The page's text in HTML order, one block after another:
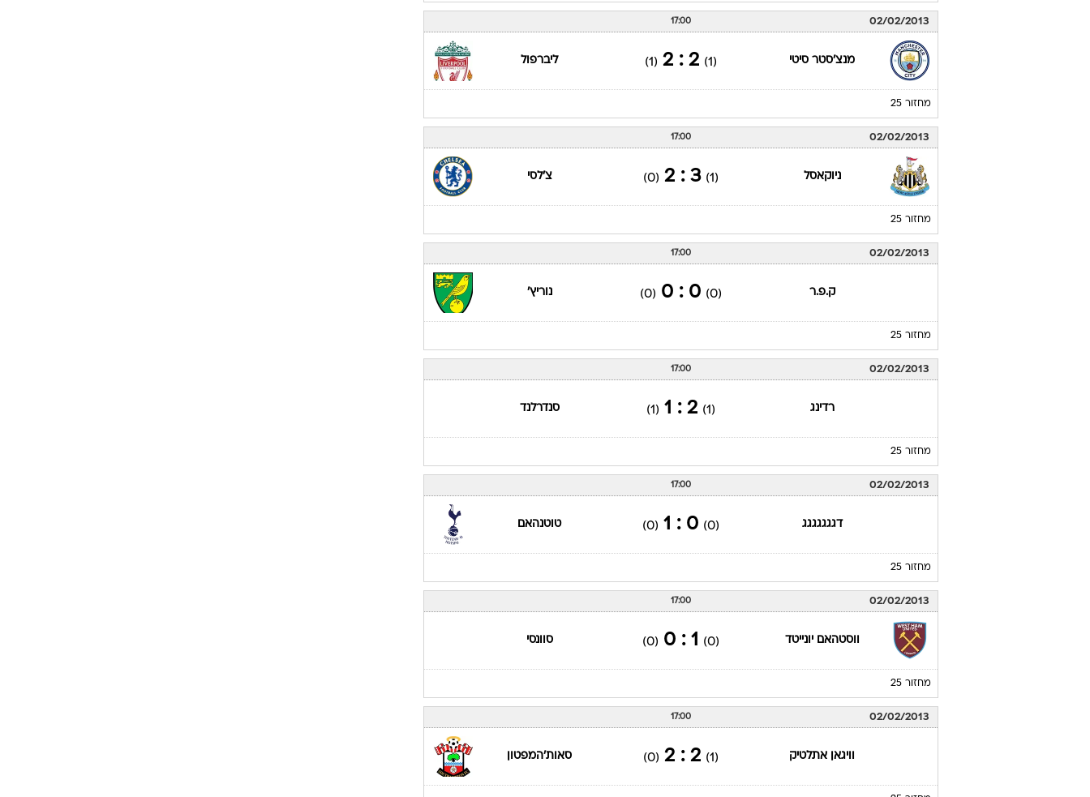
02/02/2013
17:00
מנצ'סטר סיטי (1)
2 : 2
(1) ליברפול
מחזור 25
02/02/2013
17:00
ניוקאסל (1)
3 : 2
(0) צ'לסי
מחזור 25
02/02/2013
17:00
ק.פ.ר (0)
0 : 0
(0) נוריץ'
מחזור 25
02/02/2013
17:00
רדינג (1)
2 : 1
(1) סנדרלנד
מחזור 25
02/02/2013
17:00
דגגגגגגג (0)
0 : 1
(0) טוטנהאם
מחזור 25
02/02/2013
17:00
ווסטהאם יונייטד (0)
1 : 0
(0) סוונסי
מחזור 25
02/02/2013
17:00
וויגאן אתלטיק (1)
2 : 2
(0) סאות'המפטון